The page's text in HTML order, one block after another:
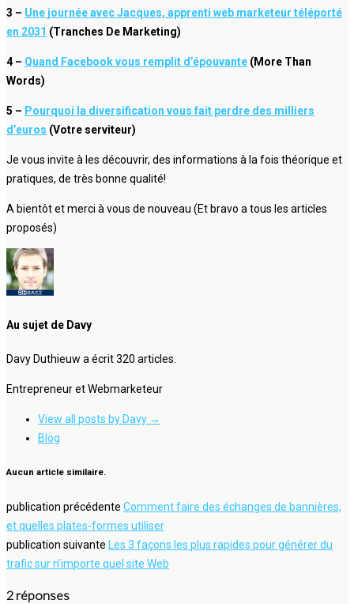
3 – Une journée avec Jacques, apprenti web marketeur téléporté
en 2031 (Tranches De Marketing)
4 – Quand Facebook vous remplit d’épouvante (More Than
Words)
5 – Pourquoi la diversification vous fait perdre des milliers
d’euros (Votre serviteur)
Je vous invite à les découvrir, des informations à la fois théorique et
pratiques, de très bonne qualité!
A bientôt et merci à vous de nouveau (Et bravo a tous les articles
proposés)
Au sujet de Davy
Davy Duthieuw a écrit 320 articles.
Entrepreneur et Webmarketeur
View all posts by Davy →
Blog
Aucun article similaire.
publication précédente Comment faire des échanges de bannières,
et quelles plates-formes utiliser
publication suivante
Les 3 façons les plus rapides pour générer du
trafic sur n’importe quel site Web
2 réponses